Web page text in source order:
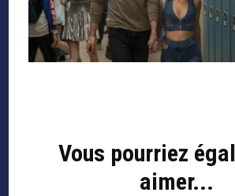
Vous pourriez
aimer...